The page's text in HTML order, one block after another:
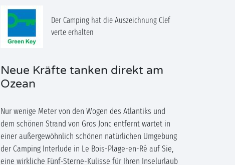
Der Camping hat die Auszeichnung Clef
verte erhalten
Neue Kräfte tanken direkt am
Ozean
Nur wenige Meter von den Wogen des Atlantiks und
dem schönen Strand von Gros Jonc entfernt wartet in
einer außergewöhnlich schönen natürlichen Umgebung
der Camping Interlude in Le Bois-Plage-en-Ré auf Sie,
eine wirkliche Fünf-Sterne-Kulisse für Ihren Inselurlaub